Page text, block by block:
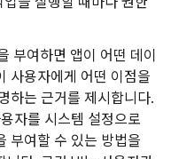
부여하면 앱이 어떤 데이
사용자에게 어떤 이점을
하는 근거를 제시합니다.
자를 시스템 설정으로
부여할 수 있는 방법을